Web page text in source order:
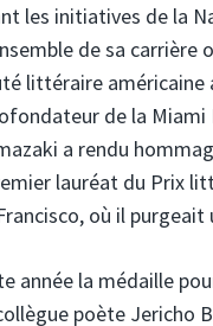
les initiatives de la
de sa
littéraire américaine
de la
a rendu
lauréat du Prix
où il
année la médaille
poète